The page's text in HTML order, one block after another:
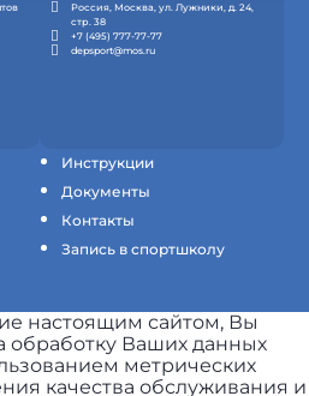
Инструкции
Документы
Контакты
Запись в спортшколу
Россия, Москва, ул. Лужники, д. 24,
стр. 38
+7 (495) 777-77-77
depsport@mos.ru
настоящим сайтом, Вы
обработку Ваших данных
метрических
качества обслуживания и